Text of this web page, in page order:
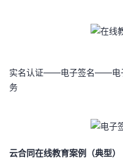
实名认证——电子签名——
务
云合同在线教育案例（典型）